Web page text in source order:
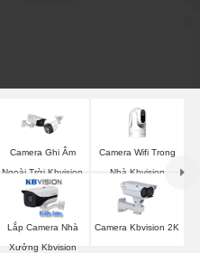
Camera Ghi Âm
Ngoài Trời Kbvision
Camera Wifi Trong
Nhà Kbvision
Lắp Camera Nhà
Xưởng Kbvision
Camera Kbvision 2K